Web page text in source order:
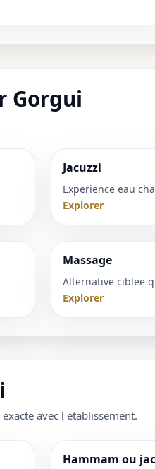
Gorgui
Jacuzzi
Experience eau
Explorer
Massage
Alternative ciblee
Explorer
avec l etablissement.
Hammam ou